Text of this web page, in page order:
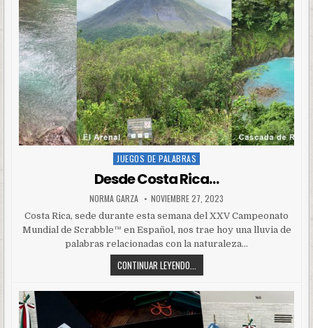
Posted
JUEGOS DE PALABRAS
Desde Costa Rica…
NORMA GARZA NOVIEMBRE 27, 2023
Costa Rica, sede durante esta semana del XXV Campeonato
Mundial de Scrabble™ en Español, nos trae hoy una lluvia de
palabras relacionadas con la naturaleza…
CONTINUAR LEYENDO...